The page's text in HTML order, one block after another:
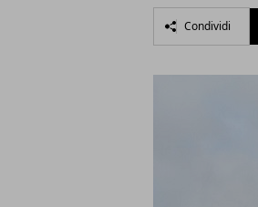
Condividi